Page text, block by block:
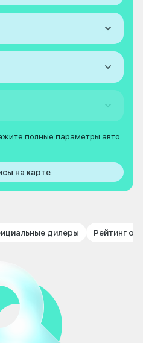
полные параметры авто
на карте
дилеры Рейтинг